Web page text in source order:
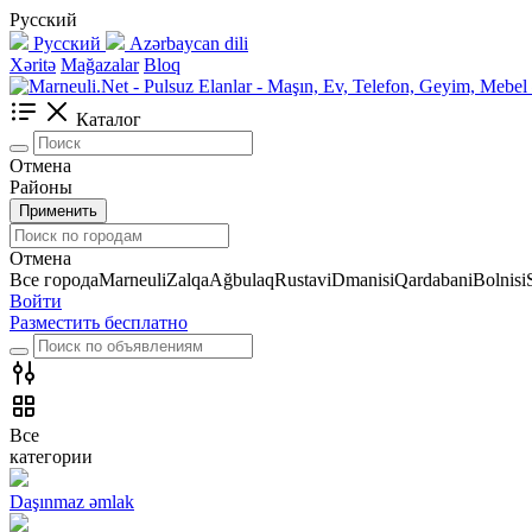
Русский
Русский
Azərbaycan dili
Xəritə Mağazalar Bloq
Каталог
Отмена
Районы
Применить
Отмена
Все городаMarneuliZalqaAğbulaqRustaviDmanisiQardabaniBolnisi
Войти
Разместить бесплатно
Все
категории
Daşınmaz əmlak